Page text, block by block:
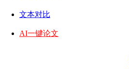
文本对比
AI一键论文